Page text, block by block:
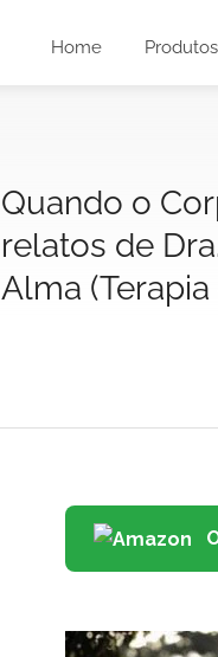
Home Produtos
Quando o
relatos de
Alma